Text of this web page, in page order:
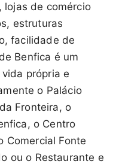
lojas de comércio
estruturas
facilidade de
Benfica é um
própria e
o Palácio
Fronteira, o
o Centro
Comercial Fonte
ou o Restaurante e